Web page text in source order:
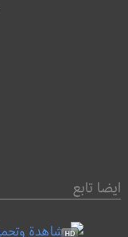
ايضا تابع